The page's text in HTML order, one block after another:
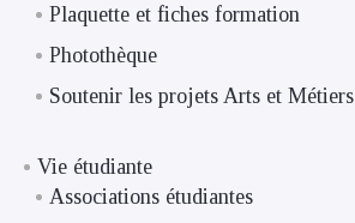
Plaquette et fiches formation
Photothèque
Soutenir les projets Arts et Métiers
Vie étudiante
Associations étudiantes